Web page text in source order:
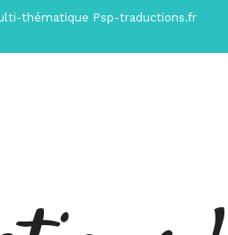
thématique Psp-traductions.fr